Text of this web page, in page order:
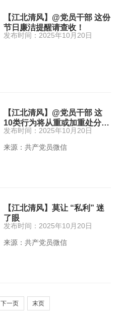
【江北清风】@党员干部 这份
节日廉洁提醒请查收！
发布时间：2025年10月20日
【江北清风】@党员干部 这
10类行为将从重或加重处分…
发布时间：2025年10月20日
来源：共产党员微信
【江北清风】莫让 “私利” 迷
了眼
发布时间：2025年10月20日
来源：共产党员微信
下一页 末页